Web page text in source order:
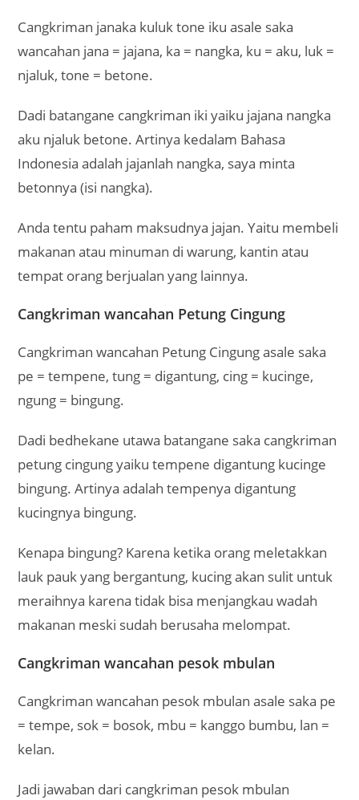
Cangkriman janaka kuluk tone iku asale saka
wancahan jana = jajana, ka = nangka, ku = aku, luk =
njaluk, tone = betone.
Dadi batangane cangkriman iki yaiku jajana nangka
aku njaluk betone. Artinya kedalam Bahasa
Indonesia adalah jajanlah nangka, saya minta
betonnya (isi nangka).
Anda tentu paham maksudnya jajan. Yaitu membeli
makanan atau minuman di warung, kantin atau
tempat orang berjualan yang lainnya.
Cangkriman wancahan Petung Cingung
Cangkriman wancahan Petung Cingung asale saka
pe = tempene, tung = digantung, cing = kucinge,
ngung = bingung.
Dadi bedhekane utawa batangane saka cangkriman
petung cingung yaiku tempene digantung kucinge
bingung. Artinya adalah tempenya digantung
kucingnya bingung.
Kenapa bingung? Karena ketika orang meletakkan
lauk pauk yang bergantung, kucing akan sulit untuk
meraihnya karena tidak bisa menjangkau wadah
makanan meski sudah berusaha melompat.
Cangkriman wancahan pesok mbulan
Cangkriman wancahan pesok mbulan asale saka pe
= tempe, sok = bosok, mbu = kanggo bumbu, lan =
kelan.
Jadi jawaban dari cangkriman pesok mbulan